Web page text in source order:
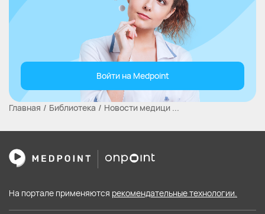
Войти на Medpoint
Главная Библиотека Новости медици ...
На портале применяются рекомендательные технологии.